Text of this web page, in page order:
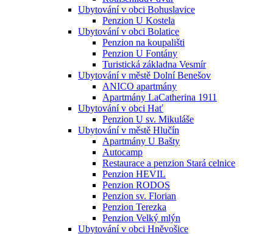
Ubytování v obci Bohuslavice
Penzion U Kostela
Ubytování v obci Bolatice
Penzion na koupališti
Penzion U Fontány
Turistická základna Vesmír
Ubytování v městě Dolní Benešov
ANICO apartmány
Apartmány LaCatherina 1911
Ubytování v obci Hať
Penzion U sv. Mikuláše
Ubytování v městě Hlučín
Apartmány U Bašty
Autocamp
Restaurace a penzion Stará celnice
Penzion HEVIL
Penzion RODOS
Penzion sv. Florian
Penzion Terezka
Penzion Velký mlýn
Ubytování v obci Hněvošice